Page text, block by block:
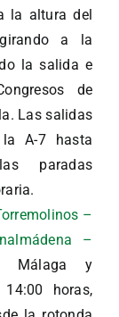
la altura del
a la
la salida e
de
Las salidas
A-7 hasta
paradas
–
–
Málaga y
horas,